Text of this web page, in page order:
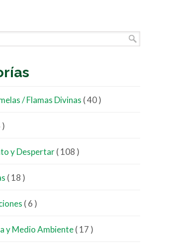
/ Flamas Divinas ( 40 )
)
y Despertar( 108 )
( 18 )
( 6 )
y Medio Ambiente( 17 )